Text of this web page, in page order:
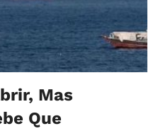
Mas
Que